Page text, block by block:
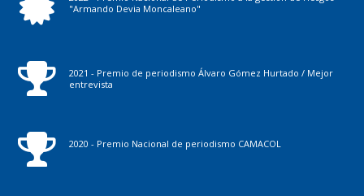
"Armando Devia Moncaleano"
2021 - Premio de periodismo Álvaro Gómez Hurtado / Mejor
entrevista
2020 - Premio Nacional de periodismo CAMACOL